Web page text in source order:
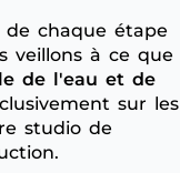
chaque étape
veillons à ce que
de l'eau et de
sur les
studio de